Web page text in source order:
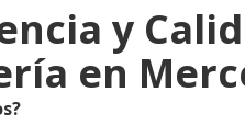
y
en